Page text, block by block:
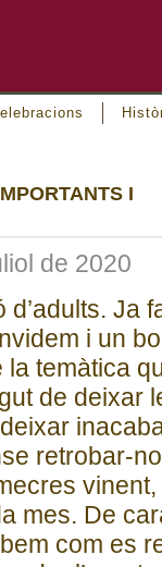
I
de 2020
Ja
i un
temàtica
de deixar
retrobar-
mes. De
com es